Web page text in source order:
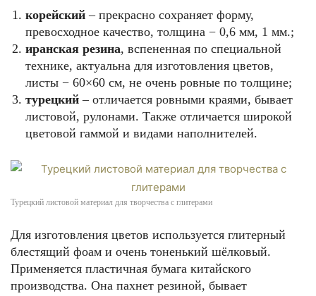
корейский – прекрасно сохраняет форму,
превосходное качество, толщина − 0,6 мм, 1 мм.;
иранская резина, вспененная по специальной
технике, актуальна для изготовления цветов,
листы − 60×60 см, не очень ровные по толщине;
турецкий – отличается ровными краями, бывает
листовой, рулонами. Также отличается широкой
цветовой гаммой и видами наполнителей.
Турецкий листовой материал для творчества с глитерами
Для изготовления цветов используется глитерный
блестящий фоам и очень тоненький шёлковый.
Применяется пластичная бумага китайского
производства. Она пахнет резиной, бывает